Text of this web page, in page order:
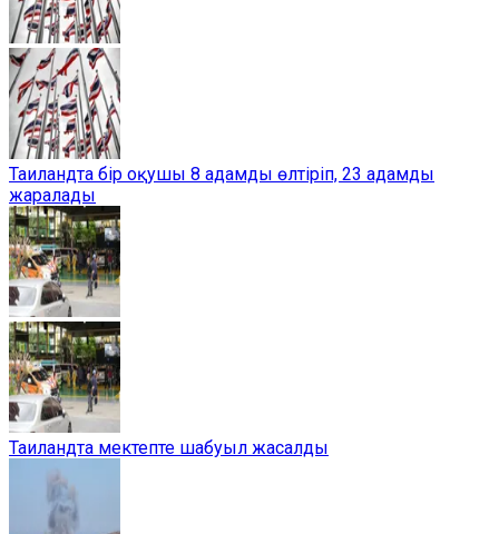
Таиландта бір оқушы 8 адамды өлтіріп, 23 адамды
жаралады
Таиландта мектепте шабуыл жасалды